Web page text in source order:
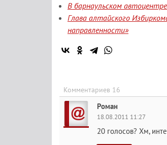
В барнаульском
Глава алтайского
направленности»
Комментариев 16
Роман
18.08.2011 11:27
20 голосов? Хм,